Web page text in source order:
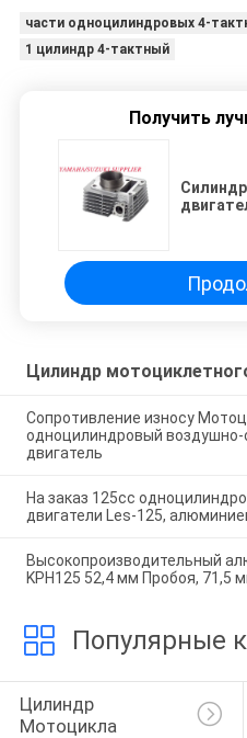
части одноцилиндровых 4-
1 цилиндр 4-тактный
Получить
Цилиндр
Сопротивление износу
одноцилиндровый
двигатель
На заказ 125cc
двигатели Les-125,
Высокопроизводительный
KPH125 52,4 мм Пробоя, 71,5
Популярные
Цилиндр
Мотоцикла